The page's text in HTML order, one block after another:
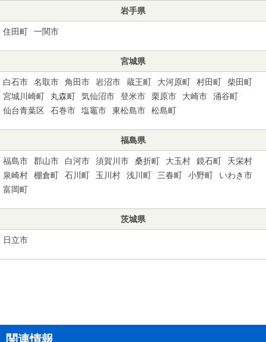
岩手県
住田町 一関市
宮城県
白石市 名取市 角田市 岩沼市 蔵王町 大河原町 村田町
柴田町
宮城川崎町
丸森町 気仙沼市 登米市 栗原市 大崎市
涌谷町
仙台青葉区
石巻市 塩竈市 東松島市 松島町
福島県
福島市 郡山市 白河市 須賀川市 桑折町 大玉村 鏡石町
天栄村
泉崎村
棚倉町 石川町 玉川村 浅川町 三春町 小野町
いわき市
富岡町
茨城県
日立市
関連情報